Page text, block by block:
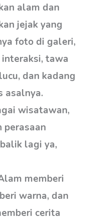
alam dan
jejak yang
foto di galeri,
tawa
dan kadang
asalnya.
wisatawan,
perasaan
lagi ya,
memberi
warna, dan
cerita